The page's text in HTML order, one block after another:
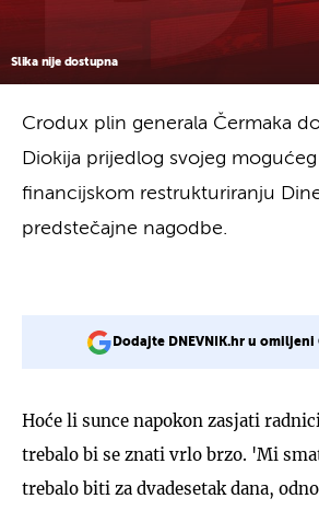
Slika nije dostupna
Crodux plin generala Čermaka
Diokija prijedlog svojeg
financijskom restrukturiranju
predstečajne nagodbe.
Dodajte DNEVNIK.hr u
Hoće li sunce napokon zasjati
trebalo bi se znati vrlo brzo. 'Mi
trebalo biti za dvadesetak dana,